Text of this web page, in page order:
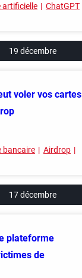
artificielle
ChatGPT
19 décembre
voler vos cartes
bancaire
Airdrop
17 décembre
plateforme
de